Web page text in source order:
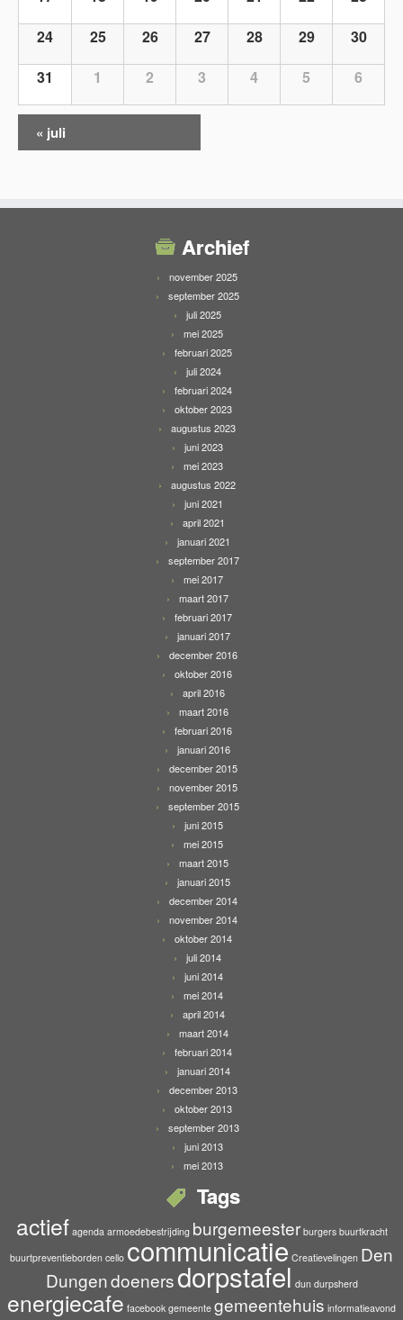
24
25 26 27 28 29
30
31
1 2 3 4 5 6
Kalendermaandnavigatie
« juli
Archief
november 2025
september 2025
juli 2025
mei 2025
februari 2025
juli 2024
februari 2024
oktober 2023
augustus 2023
juni 2023
mei 2023
augustus 2022
juni 2021
april 2021
januari 2021
september 2017
mei 2017
maart 2017
februari 2017
januari 2017
december 2016
oktober 2016
april 2016
maart 2016
februari 2016
januari 2016
december 2015
november 2015
september 2015
juni 2015
mei 2015
maart 2015
januari 2015
december 2014
november 2014
oktober 2014
juli 2014
juni 2014
mei 2014
april 2014
maart 2014
februari 2014
januari 2014
december 2013
oktober 2013
september 2013
juni 2013
mei 2013
Tags
actief agenda armoedebestrijding burgemeester burgers buurtkracht
buurtpreventieborden cello communicatie Creatievelingen Den
Dungendoenersdorpstafel dun durpsherd
energiecafe facebook gemeente gemeentehuis informatieavond